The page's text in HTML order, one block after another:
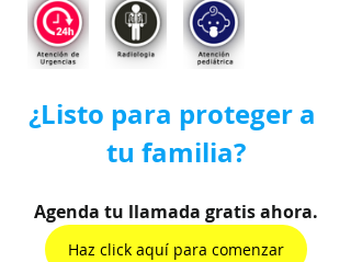
¿Listo para proteger a
tu familia?
Agenda tu llamada gratis ahora.
Haz click aquí para comenzar